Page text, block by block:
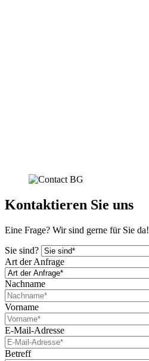
Kontaktieren Sie uns
Eine Frage? Wir sind gerne für Sie da!
Sie sind?
Art der Anfrage
Nachname
Vorname
E-Mail-Adresse
Betreff